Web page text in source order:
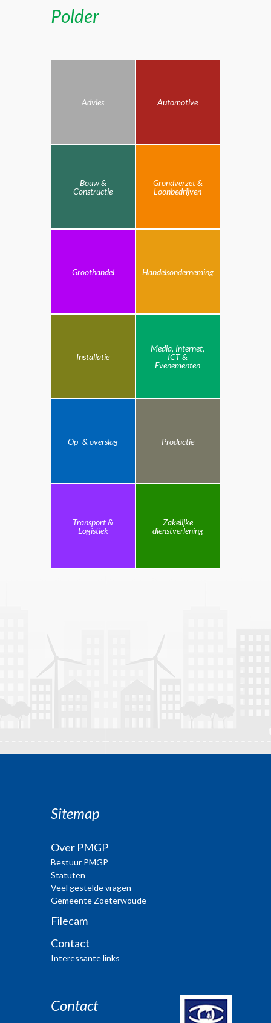
Polder
Advies Automotive
Bouw &
Constructie
Grondverzet &
Loonbedrijven
Groothandel Handelsonderneming
Installatie
Media, Internet,
ICT &
Evenementen
Op- & overslag Productie
Transport &
Logistiek
Zakelijke
dienstverlening
Sitemap
Over PMGP
Bestuur PMGP
Statuten
Veel gestelde vragen
Gemeente Zoeterwoude
Filecam
Contact
Interessante links
Contact